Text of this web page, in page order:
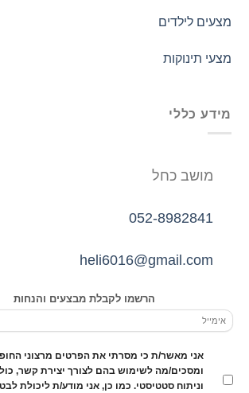
מצעים לילדים
מצעי תינוקות
מידע כללי
מושב כחל
052-8982841
heli6016@gmail.com
הרשמו לקבלת מבצעים והנחות
אני מאשר/ת כי מסרתי את הפרטים מרצוני
ומסכים/מה לשימוש בהם לצורך יצירת קשר,
וניתוח סטטיסטי. כמו כן, אני מודע/ת ליכולת